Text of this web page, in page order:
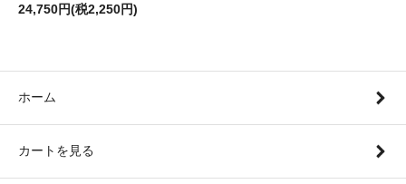
24,750円(税2,250円)
ホーム
カートを見る